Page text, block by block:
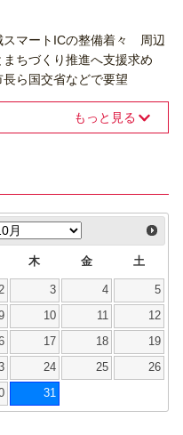
スマートICの整備着々 周辺
まちづくり推進へ支援求め
ら国交省などで要望
もっと見る
木 金 土
3 4 5
10 11 12
17 18 19
24 25 26
31